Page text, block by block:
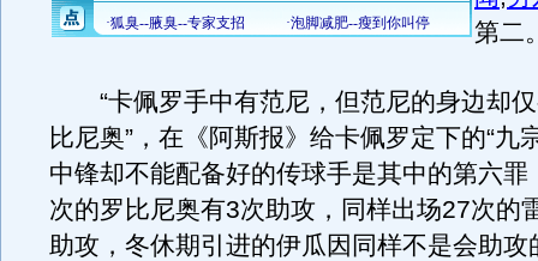
第二
“卡佩罗手中有范尼，但范尼的身边却仅
比尼奥”，在《阿斯报》给卡佩罗定下的“九
中锋却不能配备好的传球手是其中的第六罪
次的罗比尼奥有3次助攻，同样出场27次的
助攻，冬休期引进的伊瓜因同样不是会助攻